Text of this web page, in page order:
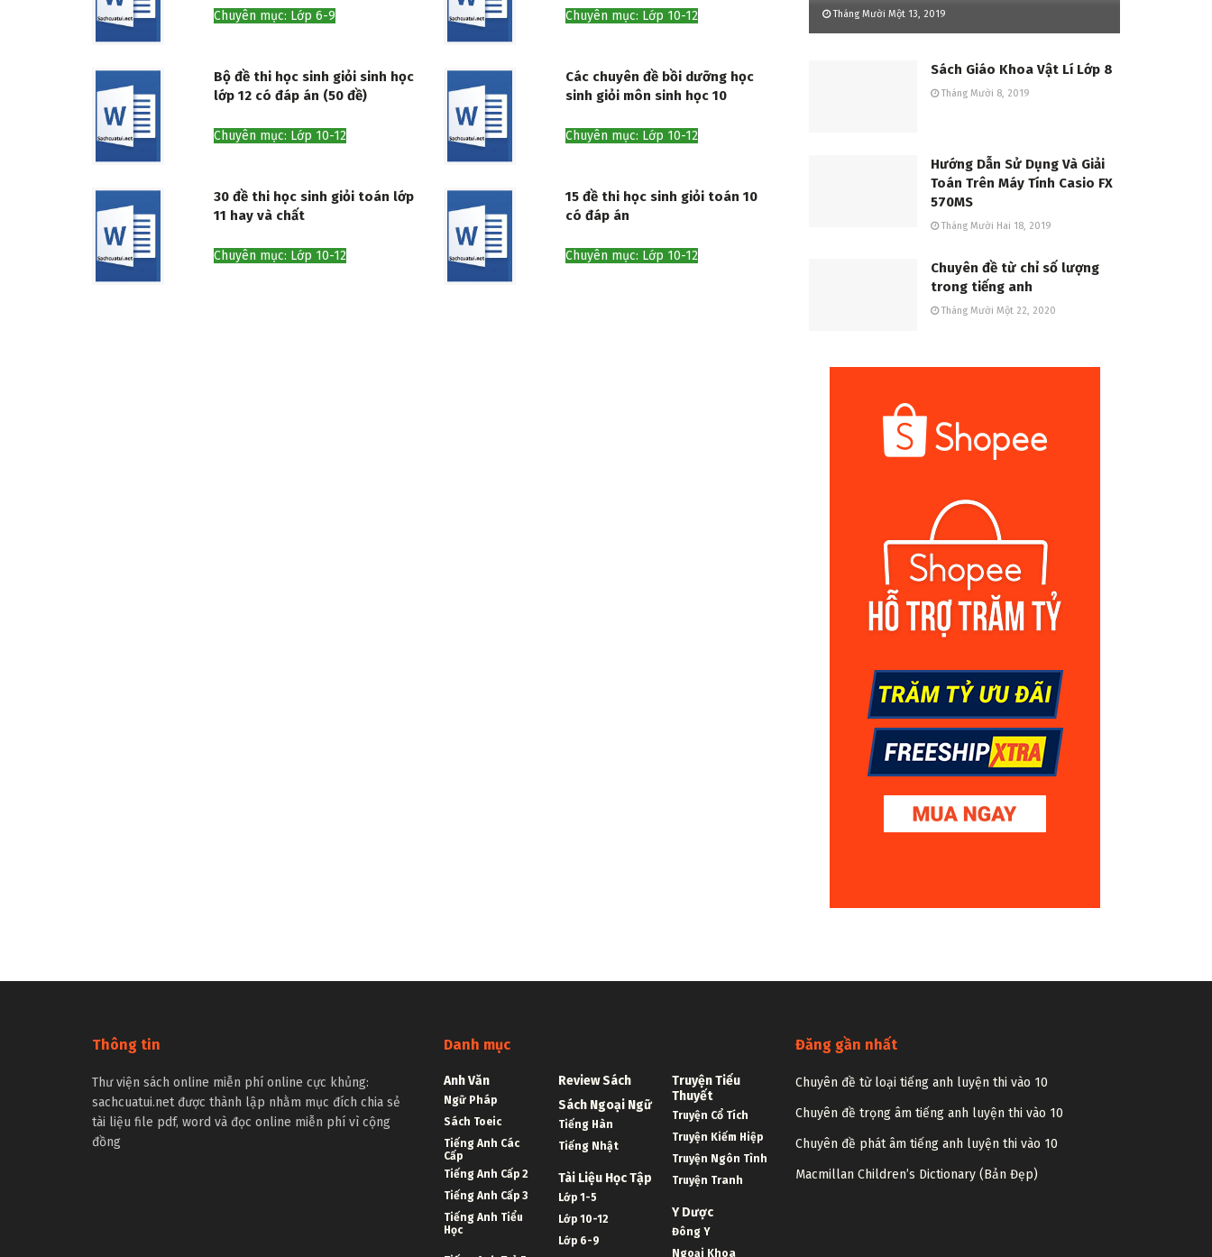
Chuyên mục: Lớp 6-9 Chuyên mục: Lớp 10-12
Bộ đề thi học sinh giỏi sinh học
lớp 12 có đáp án (50 đề)
Chuyên mục: Lớp 10-12
Các chuyên đề bồi dưỡng học
sinh giỏi môn sinh học 10
Chuyên mục: Lớp 10-12
30 đề thi học sinh giỏi toán lớp
11 hay và chất
Chuyên mục: Lớp 10-12
15 đề thi học sinh giỏi toán 10
có đáp án
Chuyên mục: Lớp 10-12
Tháng Mười Một 13, 2019
Sách Giáo Khoa Vật Lí Lớp 8
Tháng Mười 8, 2019
Hướng Dẫn Sử Dụng Và Giải
Toán Trên Máy Tính Casio FX
570MS
Tháng Mười Hai 18, 2019
Chuyên đề từ chỉ số lượng
trong tiếng anh
Tháng Mười Một 22, 2020
Thông tin
Thư viện sách online miễn phí online cực khủng:
sachcuatui.net được thành lập nhằm mục đích chia sẻ
tài liệu file pdf, word và đọc online miễn phí vì cộng
đồng
Danh mục
Anh Văn
Ngữ Pháp
Sách Toeic
Tiếng Anh Các
Cấp
Tiếng Anh Cấp 2
Tiếng Anh Cấp 3
Tiếng Anh Tiểu
Học
Review Sách
Sách Ngoại Ngữ
Tiếng Hàn
Tiếng Nhật
Tài Liệu Học Tập
Lớp 1-5
Lớp 10-12
Lớp 6-9
Truyện Tiểu
Thuyết
Truyện Cổ Tích
Truyện Kiếm Hiệp
Truyện Ngôn Tình
Truyện Tranh
Y Dược
Đông Y
Ngoại Khoa
Đăng gần nhất
Chuyên đề từ loại tiếng anh luyện thi vào 10
Chuyên đề trọng âm tiếng anh luyện thi vào 10
Chuyên đề phát âm tiếng anh luyện thi vào 10
Macmillan Children’s Dictionary (Bản Đẹp)